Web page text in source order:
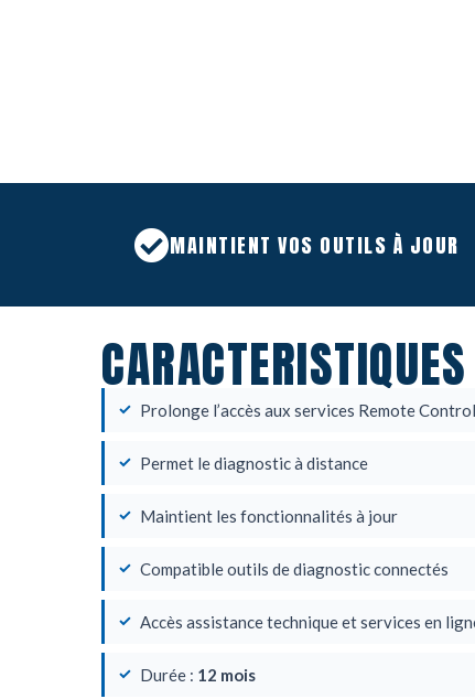
MAINTIENT VOS OUTILS À JOUR
Prolonge l’accès aux services Remote Control
Permet le diagnostic à distance
Maintient les fonctionnalités à jour
Compatible outils de diagnostic connectés
Accès assistance technique et services en
Durée : 12 mois